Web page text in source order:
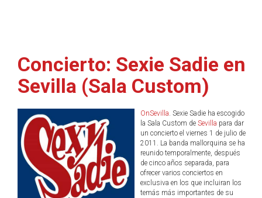
Concierto: Sexie Sadie en
Sevilla (Sala Custom)
OnSevilla. Sexie Sadie ha escogido
la Sala Custom de Sevilla para dar
un concierto el viernes 1 de julio de
2011. La banda mallorquina se ha
reunido temporalmente, después
de cinco años separada, para
ofrecer varios conciertos en
exclusiva en los que incluiran los
temás más importantes de su